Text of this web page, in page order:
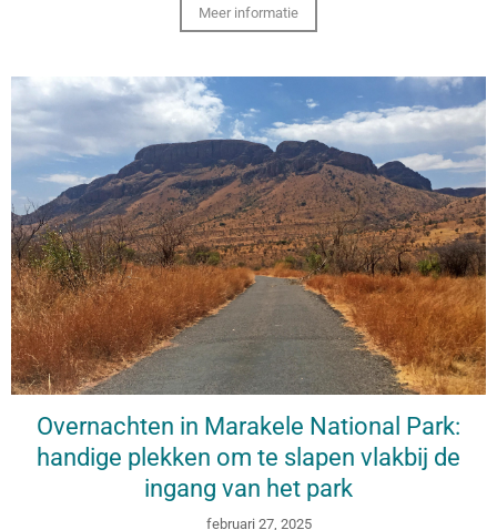
Meer informatie
Overnachten in Marakele National Park:
handige plekken om te slapen vlakbij de
ingang van het park
februari 27, 2025